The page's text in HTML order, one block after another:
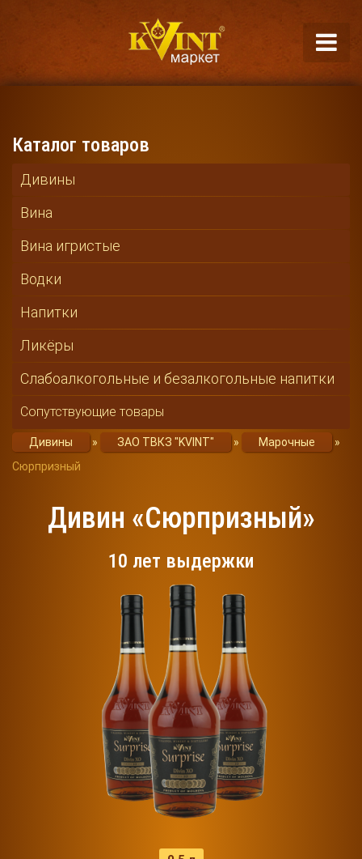
Каталог товаров
Дивины
Вина
Вина игристые
Водки
Напитки
Ликёры
Слабоалкогольные и безалкогольные напитки
Сопутствующие товары
Дивины » ЗАО ТВКЗ "KVINT" » Марочные
»
Сюрпризный
Дивин «Сюрпризный»
10 лет выдержки